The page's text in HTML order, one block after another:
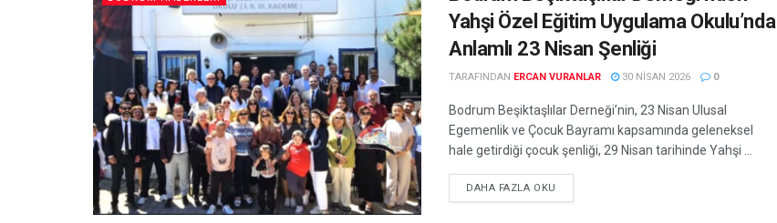
Yahşi Özel Eğitim Uygulama Okulu’nda
Anlamlı 23 Nisan Şenliği
TARAFINDAN ERCAN VURANLAR 30 NISAN 2026 0
Bodrum Beşiktaşlılar Derneği’nin, 23 Nisan Ulusal
Egemenlik ve Çocuk Bayramı kapsamında geleneksel
hale getirdiği çocuk şenliği, 29 Nisan tarihinde Yahşi ...
DAHA FAZLA OKU